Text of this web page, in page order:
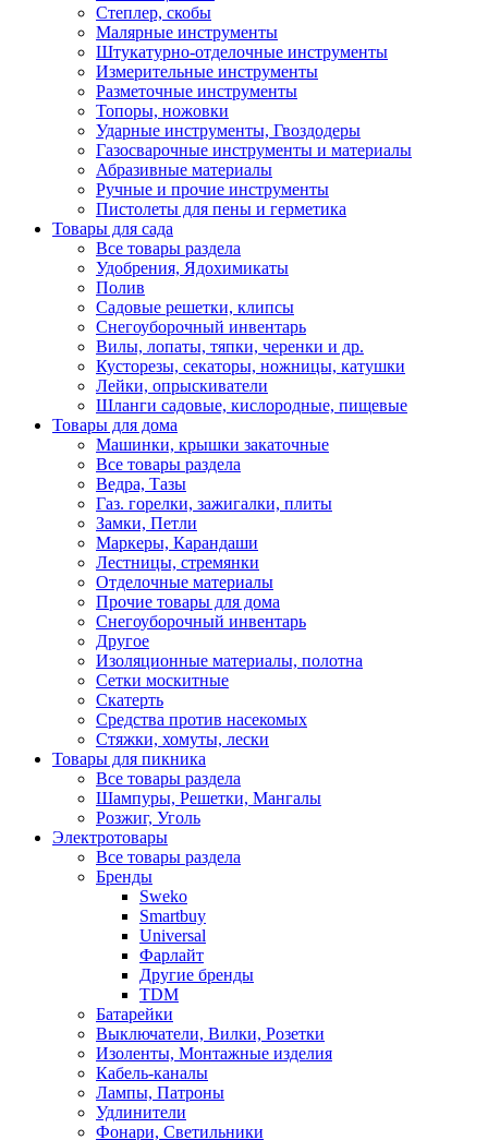
Степлер, скобы
Малярные инструменты
Штукатурно-отделочные инструменты
Измерительные инструменты
Разметочные инструменты
Топоры, ножовки
Ударные инструменты, Гвоздодеры
Газосварочные инструменты и материалы
Абразивные материалы
Ручные и прочие инструменты
Пистолеты для пены и герметика
Товары для сада
Все товары раздела
Удобрения, Ядохимикаты
Полив
Садовые решетки, клипсы
Снегоуборочный инвентарь
Вилы, лопаты, тяпки, черенки и др.
Кусторезы, секаторы, ножницы, катушки
Лейки, опрыскиватели
Шланги садовые, кислородные, пищевые
Товары для дома
Машинки, крышки закаточные
Все товары раздела
Ведра, Тазы
Газ. горелки, зажигалки, плиты
Замки, Петли
Маркеры, Карандаши
Лестницы, стремянки
Отделочные материалы
Прочие товары для дома
Снегоуборочный инвентарь
Другое
Изоляционные материалы, полотна
Сетки москитные
Скатерть
Средства против насекомых
Стяжки, хомуты, лески
Товары для пикника
Все товары раздела
Шампуры, Решетки, Мангалы
Розжиг, Уголь
Электротовары
Все товары раздела
Бренды
Sweko
Smartbuy
Universal
Фарлайт
Другие бренды
TDM
Батарейки
Выключатели, Вилки, Розетки
Изоленты, Монтажные изделия
Кабель-каналы
Лампы, Патроны
Удлинители
Фонари, Светильники